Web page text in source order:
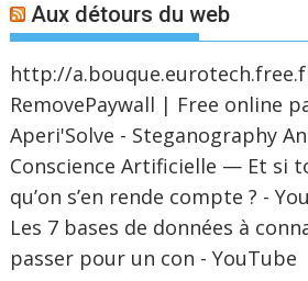
Aux détours du web
http://
RemovePaywall | Free online
Aperi'Solve - Steganography
Conscience Artificielle — Et si
qu’on s’en rende compte ? -
Les 7 bases de données à
passer pour un con - YouTube